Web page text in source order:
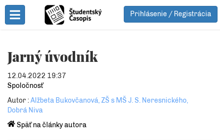
Toggle Menu
Prihlásenie / Registrácia
Jarný úvodník
12.04.2022 19:37
Spoločnosť
Autor :Alžbeta Bukovčanová, ZŠ s MŠ J. S. Neresnického,
Dobrá Niva
Späť na články autora